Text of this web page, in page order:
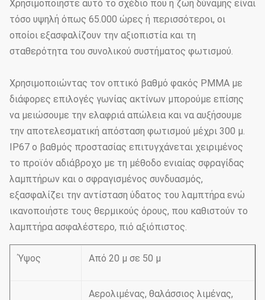
Χρησιμοποιήστε αυτό το σχέδιο που η ζωή δύναμης είναι
τόσο υψηλή όπως 65.000 ώρες ή περισσότεροι, οι
οποίοι εξασφαλίζουν την αξιοπιστία και τη
σταθερότητα του συνολικού συστήματος φωτισμού.
Χρησιμοποιώντας τον οπτικό βαθμό φακός PMMA με
διάφορες επιλογές γωνίας ακτίνων μπορούμε επίσης
να μειώσουμε την ελαφριά απώλεια και να αυξήσουμε
την αποτελεσματική απόσταση φωτισμού μέχρι 300 μ.
IP67 ο βαθμός προστασίας επιτυγχάνεται χειριμένος
το προϊόν αδιάβροχο με τη μέθοδο ενιαίας σφραγίδας
λαμπτήρων και ο σφραγισμένος συνδυασμός,
εξασφαλίζει την αντίσταση ύδατος του λαμπτήρα ενώ
ικανοποιήστε τους θερμικούς όρους, που καθιστούν το
λαμπτήρα ασφαλέστερο, πιό αξιόπιστος.
Ύψος Από 20 μ σε 50 μ
Αερολιμένας, θαλάσσιος λιμένας,